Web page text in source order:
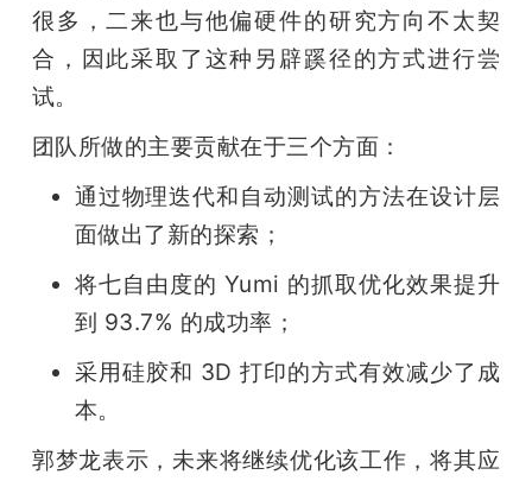
很多，二来也与他偏硬件的研究方向不太契
合，因此采取了这种另辟蹊径的方式进行尝
试。
团队所做的主要贡献在于三个方面：
通过物理迭代和自动测试的方法在设计层
面做出了新的探索；
将七自由度的 Yumi 的抓取优化效果提升
到 93.7% 的成功率；
采用硅胶和 3D 打印的方式有效减少了成
本。
郭梦龙表示，未来将继续优化该工作，将其应